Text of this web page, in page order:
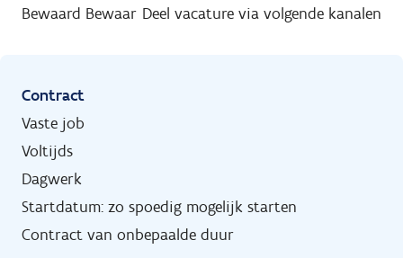
Bewaard Bewaar Deel vacature via volgende kanalen
Contract
Vaste job
Voltijds
Dagwerk
Startdatum: zo spoedig mogelijk starten
Contract van onbepaalde duur